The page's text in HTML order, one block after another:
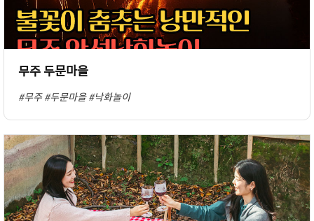
무주 두문마을
#무주 #두문마을 #낙화놀이